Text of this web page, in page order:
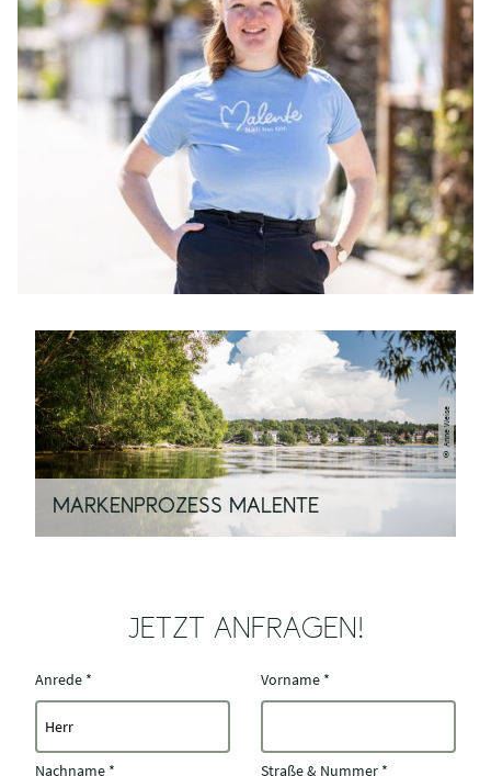
MARKENPROZESS MALENTE
© Anne Weise
JETZT ANFRAGEN!
Anrede * Vorname *
Nachname * Straße & Nummer *